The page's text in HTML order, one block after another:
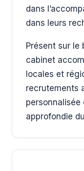
dans
dans leurs
Présent sur le
cabinet
locales et
recrutements
approfondie